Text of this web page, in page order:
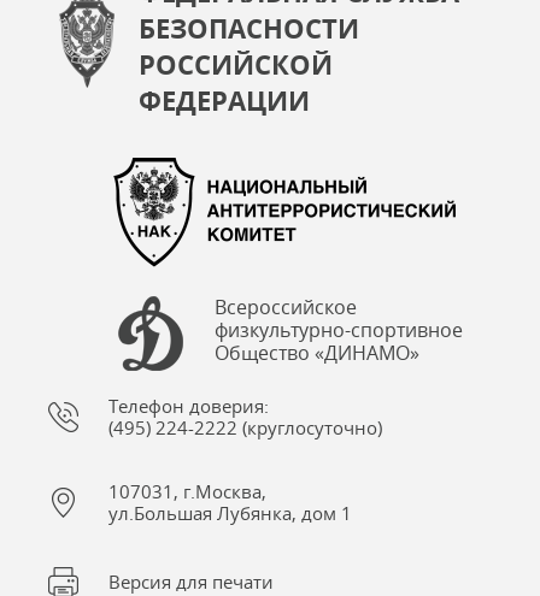
БЕЗОПАСНОСТИ
РОССИЙСКОЙ
ФЕДЕРАЦИИ
Всероссийское
физкультурно-спортивное
Общество «ДИНАМО»
Телефон доверия:
(495) 224-2222 (круглосуточно)
107031, г.Москва,
ул.Большая Лубянка, дом 1
Версия для печати